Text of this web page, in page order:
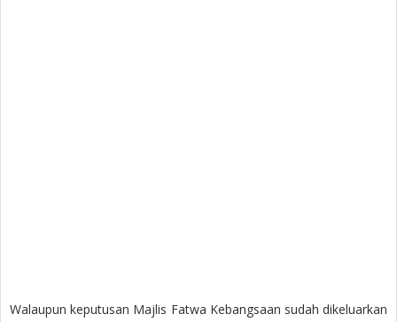
Walaupun keputusan Majlis Fatwa Kebangsaan sudah dikeluarkan